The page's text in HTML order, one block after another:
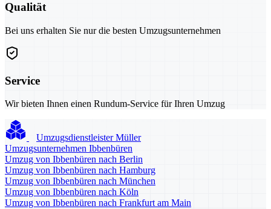
Qualität
Bei uns erhalten Sie nur die besten Umzugsunternehmen
Service
Wir bieten Ihnen einen Rundum-Service für Ihren Umzug
Umzugsdienstleister Müller
Umzugsunternehmen Ibbenbüren
Umzug von Ibbenbüren nach Berlin
Umzug von Ibbenbüren nach Hamburg
Umzug von Ibbenbüren nach München
Umzug von Ibbenbüren nach Köln
Umzug von Ibbenbüren nach Frankfurt am Main